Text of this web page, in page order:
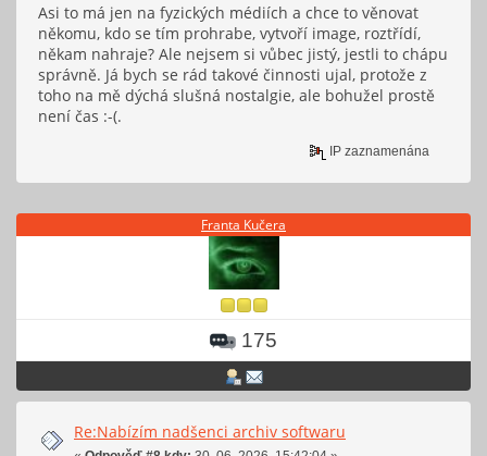
Asi to má jen na fyzických médiích a chce to věnovat
někomu, kdo se tím prohrabe, vytvoří image, roztřídí,
někam nahraje? Ale nejsem si vůbec jistý, jestli to chápu
správně. Já bych se rád takové činnosti ujal, protože z
toho na mě dýchá slušná nostalgie, ale bohužel prostě
není čas :-(.
IP zaznamenána
Franta Kučera
175
Re:Nabízím nadšenci archiv softwaru